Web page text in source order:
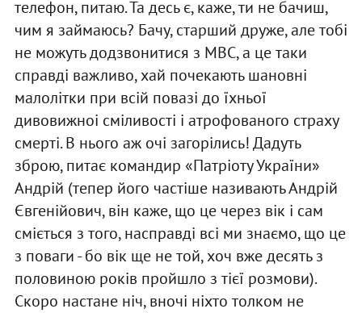
телефон, питаю. Та десь є, каже, ти не бачиш,
чим я займаюсь? Бачу, старший друже, але тобі
не можуть додзвонитися з МВС, а це таки
справді важливо, хай почекають шановні
малолітки при всій повазі до їхньої
дивовижноі сміливості і атрофованого страху
смерті. В нього аж очі загорілись! Дадуть
зброю, питає командир «Патріоту України»
Андрій (тепер його частіше називають Андрій
Євгенійович, він каже, що це через вік і сам
сміється з того, насправді всі ми знаємо, що це
з поваги - бо вік ще не той, хоч вже десять з
половиною років пройшло з тієї розмови).
Скоро настане ніч, вночі ніхто толком не